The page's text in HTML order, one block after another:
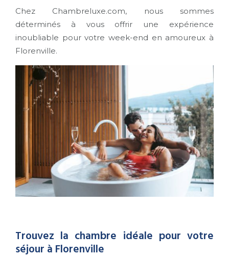
Chez Chambreluxe.com, nous sommes
déterminés à vous offrir une expérience
inoubliable pour votre week-end en amoureux à
Florenville.
Trouvez la chambre idéale pour votre
séjour à Florenville